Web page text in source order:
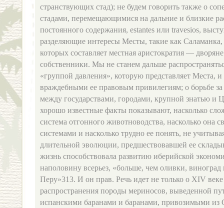
странствующих стад); не будем говорить также о
стадами, перемещающимися на дальние и близкие
постоянного содержания, estantes или travesios,
разделяющие интересы Месты, такие как Саламанка,
которых составляет местная аристократия —
собственники. Мы не станем дальше
«группой давления», ко­торую представляет Места,
враждебными ее правовым привилегиям; о борьбе
между государствами, городами, крупной знатью и
хорошо извест­ные факты показывают, насколько
система отгонного животноводства, насколько она
системами и насколько трудно ее понять, не
длительной эволюции, предшествовавшей ее
жизнь способствовала развитию иберийской
наполовину всерьез, «больше, чем оливки,
Перу»313. И он прав. Речь идет не только о XIV
распространения породы мериносов, выведенной
испанскими баранами и баранами, привозимыми